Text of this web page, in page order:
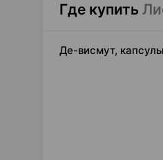
Где купить
Де-висмут,